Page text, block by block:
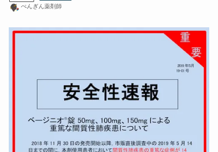
ぺんぎん薬剤師